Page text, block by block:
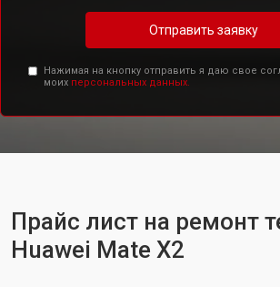
Отправить заявку
Нажимая на кнопку отправить я даю свое
моих персональных данных.
Прайс лист на ремонт
Huawei Mate X2